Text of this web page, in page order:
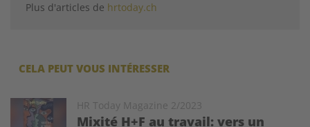
Plus d'articles de hrtoday.ch
CELA PEUT VOUS INTÉRESSER
HR Today Magazine 2/2023
Mixité H+F au travail: vers un
Image